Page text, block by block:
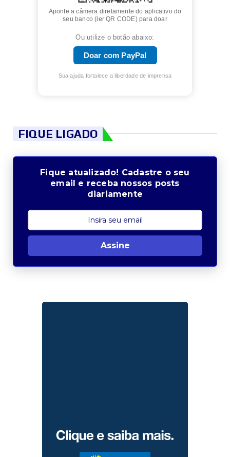
Aponte a câmera diretamente do aplicativo do
seu banco (ler QR CODE) para doar
Ou utilize o botão abaixo:
Doar com PayPal
Sua ajuda fortalece a liberdade de imprensa
FIQUE LIGADO
Fique atualizado! Cadastre o seu
email e receba nossos posts
diariamente
Assine